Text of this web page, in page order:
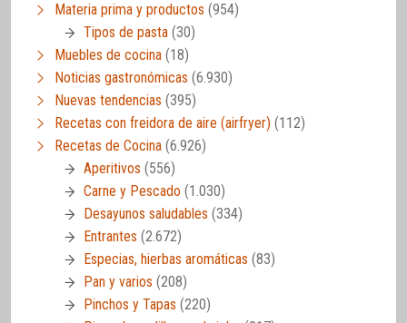
Materia prima y productos (954)
Tipos de pasta (30)
Muebles de cocina (18)
Noticias gastronómicas (6.930)
Nuevas tendencias (395)
Recetas con freidora de aire (airfryer) (112)
Recetas de Cocina (6.926)
Aperitivos (556)
Carne y Pescado (1.030)
Desayunos saludables (334)
Entrantes (2.672)
Especias, hierbas aromáticas (83)
Pan y varios (208)
Pinchos y Tapas (220)